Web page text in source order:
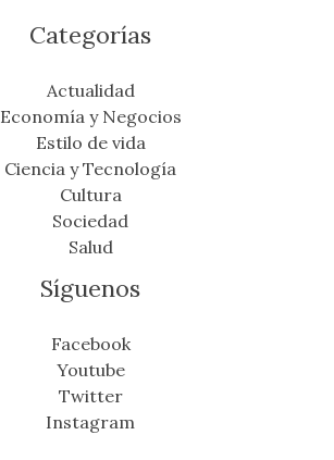
Categorías
Actualidad
Economía y Negocios
Estilo de vida
Ciencia y Tecnología
Cultura
Sociedad
Salud
Síguenos
Facebook
Youtube
Twitter
Instagram